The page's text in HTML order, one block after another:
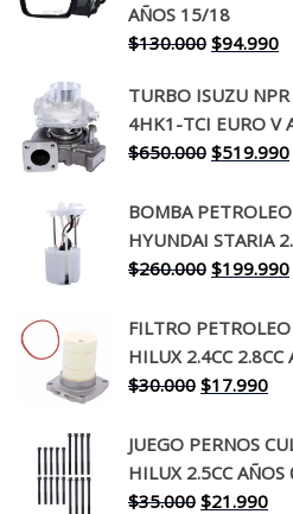
AÑOS 15/18
$130.000 El
original
era:
$130.000.
$94.990El
TURBO ISUZU
4HK1-TCI EURO V
$650.000 El
original
era:
$650.000.
$519.990El
BOMBA
HYUNDAI STARIA
$260.000 El
original
era:
$260.000.
$199.990El
FILTRO
HILUX 2.4CC
$30.000 El
original
era:
$30.000.
$17.990El
es:
JUEGO PERNOS
HILUX 2.5CC
$35.000 El
$21.990El